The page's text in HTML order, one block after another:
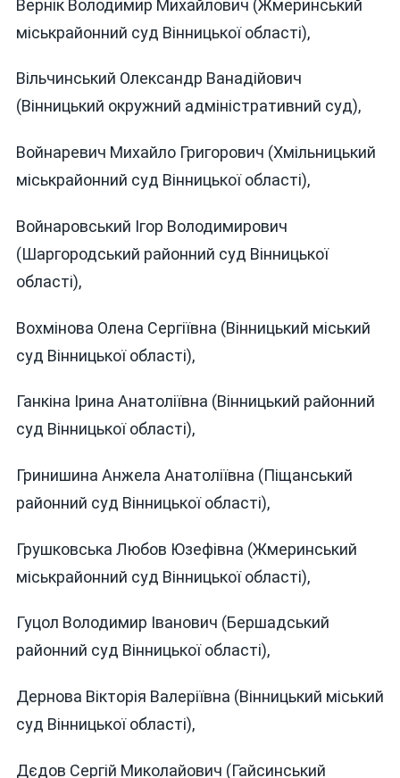
Вернік Володимир Михайлович (Жмеринський
міськрайонний суд Вінницької області),
Вільчинський Олександр Ванадійович
(Вінницький окружний адміністративний суд),
Войнаревич Михайло Григорович (Хмільницький
міськрайонний суд Вінницької області),
Войнаровський Ігор Володимирович
(Шаргородський районний суд Вінницької
області),
Вохмінова Олена Сергіївна (Вінницький міський
суд Вінницької області),
Ганкіна Ірина Анатоліївна (Вінницький районний
суд Вінницької області),
Гринишина Анжела Анатоліївна (Піщанський
районний суд Вінницької області),
Грушковська Любов Юзефівна (Жмеринський
міськрайонний суд Вінницької області),
Гуцол Володимир Іванович (Бершадський
районний суд Вінницької області),
Дернова Вікторія Валеріївна (Вінницький міський
суд Вінницької області),
Дєдов Сергій Миколайович (Гайсинський